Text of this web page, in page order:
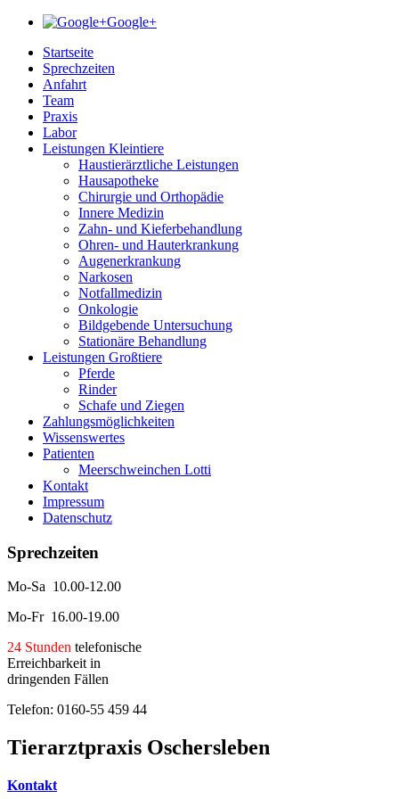
Google+
Startseite
Sprechzeiten
Anfahrt
Team
Praxis
Labor
Leistungen Kleintiere
Haustierärztliche Leistungen
Hausapotheke
Chirurgie und Orthopädie
Innere Medizin
Zahn- und Kieferbehandlung
Ohren- und Hauterkrankung
Augenerkrankung
Narkosen
Notfallmedizin
Onkologie
Bildgebende Untersuchung
Stationäre Behandlung
Leistungen Großtiere
Pferde
Rinder
Schafe und Ziegen
Zahlungsmöglichkeiten
Wissenswertes
Patienten
Meerschweinchen Lotti
Kontakt
Impressum
Datenschutz
Sprechzeiten
Mo-Sa 10.00-12.00
Mo-Fr 16.00-19.00
24 Stunden telefonische
Erreichbarkeit in
dringenden Fällen
Telefon: 0160-55 459 44
Tierarztpraxis Oschersleben
Kontakt